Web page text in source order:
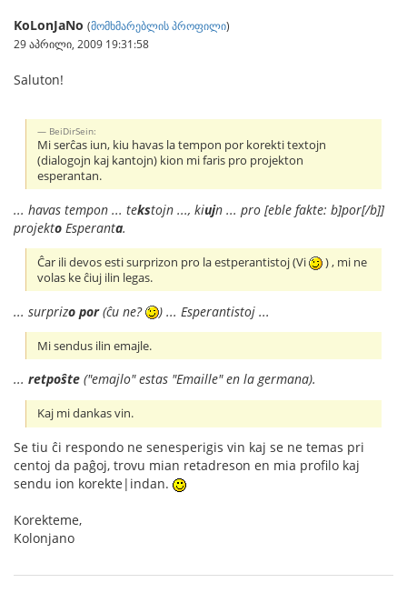
KoLonJaNo (მომხმარებლის პროფილი)
29 აპრილი, 2009 19:31:58
Saluton!
BeiDirSein:
Mi serĉas iun, kiu havas la tempon por korekti textojn
(dialogojn kaj kantojn) kion mi faris pro projekton
esperantan.
... havas tempon ... tekstojn ..., kiujn ... pro [eble fakte: b]por[/b]]
projekto Esperanta.
Ĉar ili devos esti surprizon pro la estperantistoj (Vi
) , mi ne
volas ke ĉiuj ilin legas.
... surprizo por(ĉu ne? ) ... Esperantistoj ...
Mi sendus ilin emajle.
... retpoŝte ("emajlo" estas "Emaille" en la germana).
Kaj mi dankas vin.
Se tiu ĉi respondo ne senesperigis vin kaj se ne temas pri
centoj da paĝoj, trovu mian retadreson en mia profilo kaj
sendu ion korekte|indan.
Korekteme,
Kolonjano